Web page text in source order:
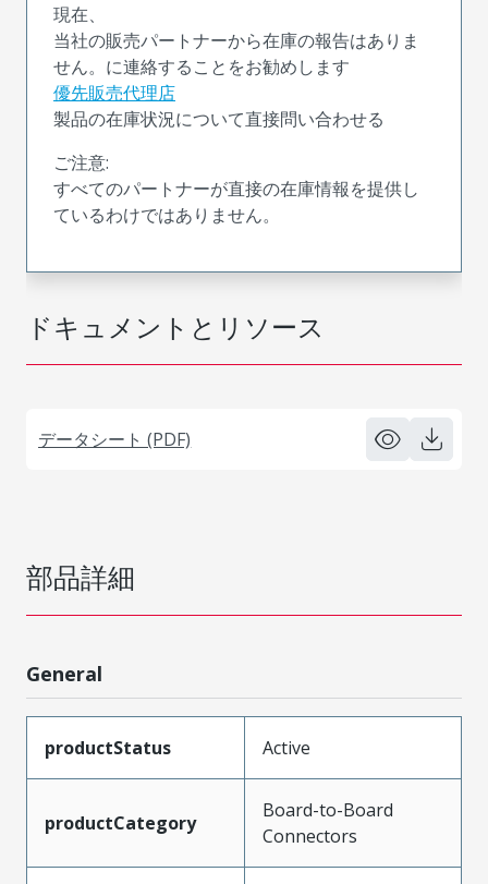
ドキュメントとリソース
データシート (PDF)
現在、
当社の販売パートナーから在庫の報告はありま
せん。に連絡することをお勧めします
優先販売代理店
製品の在庫状況について直接問い合わせる
ご注意:
すべてのパートナーが直接の在庫情報を提供し
ているわけではありません。
部品詳細
General
productStatus Active
productCategory
Board-to-Board
Connectors